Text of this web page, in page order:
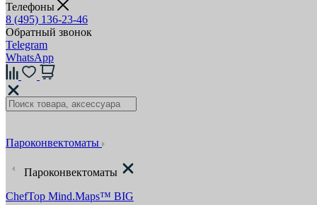
Телефоны
8 (495) 136-23-46
Обратный звонок
Telegram
WhatsApp
Пароконвектоматы
Пароконвектоматы
ChefTop Mind.Maps™ BIG